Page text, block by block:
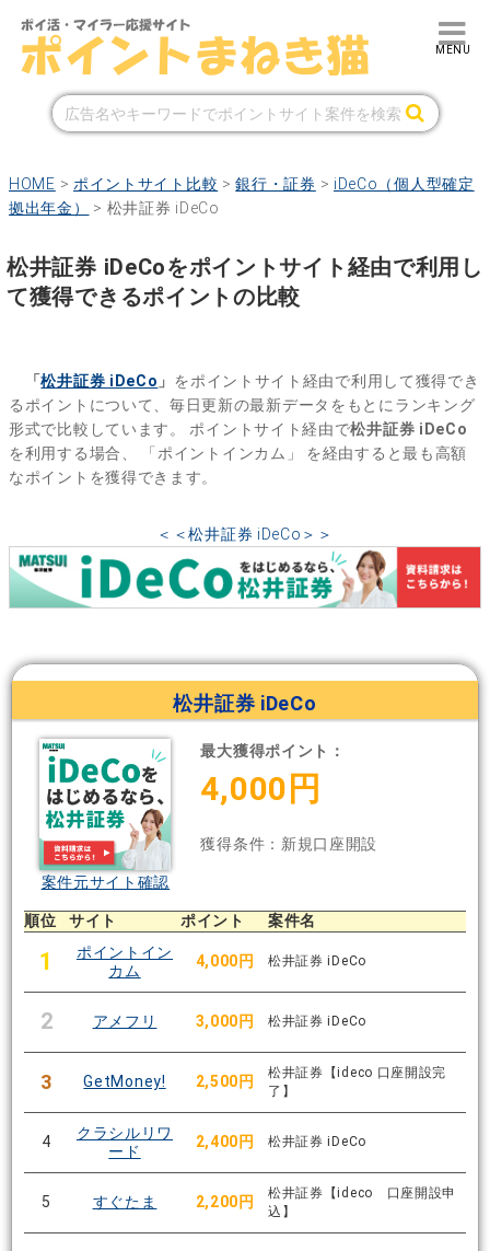
HOME > ポイントサイト比較 >銀行・証券 > iDeCo（個人型確定
拠出年金）
> 松井証券 iDeCo
松井証券 iDeCoをポイントサイト経由で利用し
て獲得できるポイントの比較
「松井証券 iDeCo 」 をポイントサイト経由で利用して獲得でき
るポイントについて、毎日更新の最新データをもとにランキング
形式で比較しています。 ポイントサイト経由で松井証券 iDeCo
を利用する場合、
「ポイントインカム」
を経由すると最も高額
なポイントを獲得できます。
＜＜松井証券 iDeCo＞＞
松井証券 iDeCo
案件元サイト確認
最大獲得ポイント：
4,000円
獲得条件：新規口座開設
順位 サイト ポイント 案件名
1
ポイントイン
カム
4,000円 松井証券 iDeCo
2 アメフリ 3,000円 松井証券 iDeCo
3 GetMoney! 2,500円
松井証券【ideco 口座開設完
了】
4
クラシルリワ
ード
2,400円 松井証券 iDeCo
5 すぐたま 2,200円
松井証券【ideco 口座開設申
込】